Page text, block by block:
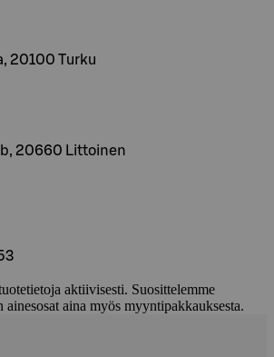
20100 Turku
20660 Littoinen
aktiivisesti. Suosittelemme
aina myös myyntipakkauksesta.